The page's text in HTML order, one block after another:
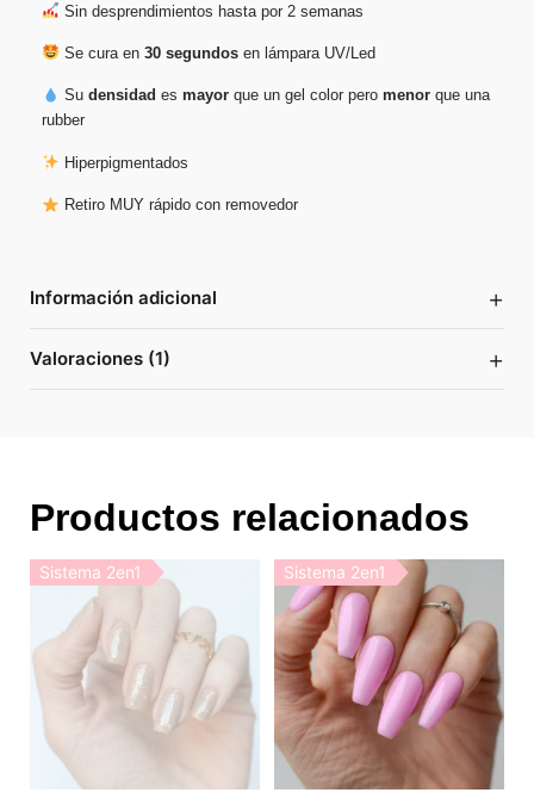
Sin desprendimientos hasta por 2 semanas
Se cura en 30 segundosen lámpara UV/Led
Su densidad es mayorque un gel color pero menorque una
rubber
Hiperpigmentados
Retiro MUY rápido con removedor
Información adicional +
Valoraciones (1) +
Productos relacionados
Sistema 2en1 Sistema 2en1